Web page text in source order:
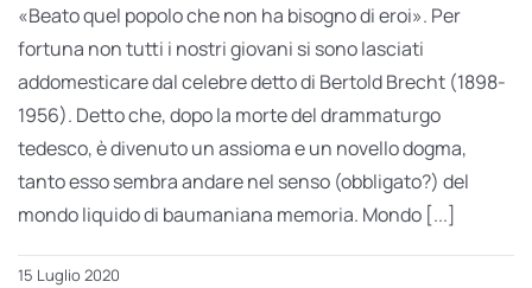
«Beato quel popolo che non ha bisogno di eroi». Per
fortuna non tutti i nostri giovani si sono lasciati
addomesticare dal celebre detto di Bertold Brecht (1898-
1956). Detto che, dopo la morte del drammaturgo
tedesco, è divenuto un assioma e un novello dogma,
tanto esso sembra andare nel senso (obbligato?) del
mondo liquido di baumaniana memoria. Mondo [...]
15 Luglio 2020